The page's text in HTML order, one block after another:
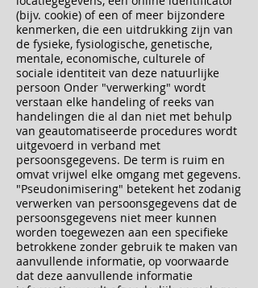
(bijv. cookie) of een of meer bijzondere
kenmerken, die een uitdrukking zijn van
de fysieke, fysiologische, genetische,
mentale, economische, culturele of
sociale identiteit van deze natuurlijke
persoon Onder "verwerking" wordt
verstaan elke handeling of reeks van
handelingen die al dan niet met behulp
van geautomatiseerde procedures wordt
uitgevoerd in verband met
persoonsgegevens. De term is ruim en
omvat vrijwel elke omgang met gegevens.
"Pseudonimisering" betekent het zodanig
verwerken van persoonsgegevens dat de
persoonsgegevens niet meer kunnen
worden toegewezen aan een specifieke
betrokkene zonder gebruik te maken van
aanvullende informatie, op voorwaarde
dat deze aanvullende informatie